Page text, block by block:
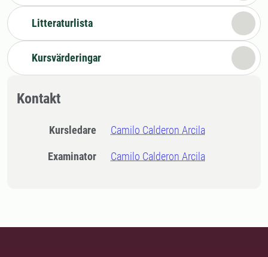
Litteraturlista
Kursvärderingar
Kontakt
Kursledare Camilo Calderon Arcila
Examinator Camilo Calderon Arcila